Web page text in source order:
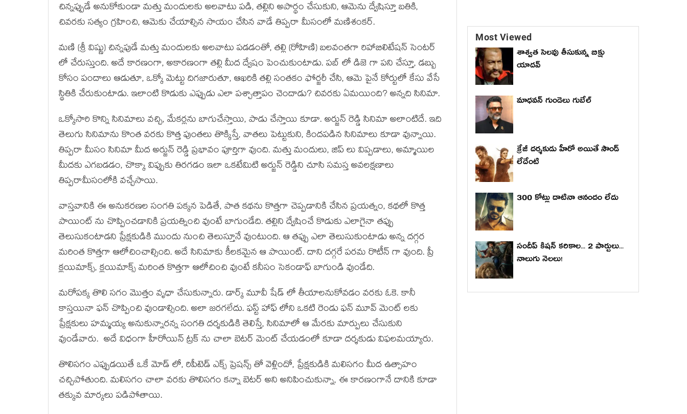
చిన్నప్పుడే అనుకోకుండా మత్తు మందులకు అలవాటు పడి, తల్లిని అపార్థం చేసుకుని, ఆమెను ద్వేషిస్తూ బతికి,
చివరకు సత్యం గ్రహించి, ఆమెకు చేయాల్సిన సాయం చేసిన వాడే తిప్పరా మీసంలో మణిశంకర్.
మణి (శ్రీ విష్ణు) చిన్నపుడే మత్తు మందులకు అలవాటు పడడంతో, తల్లి (రోహిణి) బలవంతగా రిహాబిలిటేషన్ సెంటర్
లో చేరుస్తుంది. అదే కారణంగా, అకారణంగా తల్లి మీద ద్వేషం పెంచుకుంటాడు. పబ్ లో డిజె గా పని చేస్తూ, డబ్బు
కోసం పందాలు ఆడుతూ, ఒక్కో మెట్టు దిగజారుతూ, ఆఖరికి తల్లి సంతకం ఫోర్జరీ చేసి, ఆమె పైనే కోర్టులో కేసు వేసే
స్థితికి చేరుకుంటాడు. ఇలాంటి కొడుకు ఎప్పుడు ఎలా పశ్చాత్తాపం చెందాడు? చివరకు ఏమయింది? అన్నది సినిమా.
ఒక్కోసారి కొన్ని సినిమాలు వచ్చి, మేకర్లను బాగుచేస్తాయి, పాడు చేస్తాయి కూడా. అర్జున్ రెడ్డి సినిమా అలాంటిదే. ఇది
తెలుగు సినిమాను కొంత వరకు కొత్త పుంతలు తొక్కిస్తే, వాతలు పెట్టుకుని, కిందపడిన సినిమాలు కూడా వున్నాయి.
తిప్పరా మీసం సినిమా మీద అర్జున్ రెడ్డి ప్రభావం పూర్తిగా వుంది. మత్తు మందులు, జిప్ లు విప్పడాలు, అమ్మాయిల
మీదకు ఎగబడడం, చొక్కా విప్పుకు తిరగడం ఇలా ఒకటేమిటి అర్జున్ రెడ్డిని చూసి సమస్త అవలక్షణాలు
తిప్పరామీసంలోకి వచ్చేసాయి.
వాస్తవానికి ఈ అనుకరణల సంగతి పక్కన పెడితే, పాత కథను కొత్తగా చెప్పడానికి చేసిన ప్రయత్నం, కథలో కొత్త
పాయింట్ ను చొప్పించడానికి ప్రయత్నించి వుంటే బాగుండేది. తల్లిని ద్వేషించే కొడుకు ఎలాగైనా తప్పు
తెలుసుకంటాడని ప్రేక్షకుడికి ముందు నుంచి తెలుస్తూనే వుంటుంది. ఆ తప్పు ఎలా తెలుసుకుంటాడు అన్న దగ్గర
మరింత కొత్తగా ఆలోచించాల్సింది. అదే సినిమాకు కీలకమైన ఆ పాయింట్. దాని దగ్గరే పరమ రొటీన్ గా వుంది. ప్రీ
క్లయిమాక్స్, క్లయిమాక్స్ మరింత కొత్తగా ఆలోచించి వుంటే కనీసం సెకండాఫ్ బాగుండి వుండేది.
మరోపక్క తొలి సగం మొత్తం వృధా చేసుకున్నారు. డార్క్ మూవీ షేడ్ లో తీయాలనుకోవడం వరకు ఓకె. కానీ
కాస్తయినా ఫన్ చొప్పించి వుండాల్సింది. అలా జరగలేదు. ఫస్ట్ హాఫ్ లోని ఒకటి రెండు ఫన్ మూవ్ మెంట్ లకు
ప్రేక్షకులు హమ్మయ్య అనుకున్నారన్న సంగతి దర్శకుడికి తెలిస్తే, సినిమాలో ఆ మేరకు మార్పులు చేసుకుని
వుండేవారు. అదే విధంగా హీరోయిన్ ట్రక్ ను చాలా బెటర్ మెంట్ చేయడంలో కూడా దర్శకుడు విఫలమయ్యారు.
తొలిసగం ఎప్పుడయితే ఒకే మోడ్ లో, రిపీటెడ్ ఎక్స్ ప్రెషన్స్ తో వెళ్లిందో, ప్రేక్షకుడికి మలిసగం మీద ఉత్సాహం
చచ్చిపోతుంది. మలిసగం చాలా వరకు తొలిసగం కన్నా బెటర్ అని అనిపించుకున్నా, ఈ కారణంగానే దానికి కూడా
తక్కువ మార్కలు పడిపోతాయి.
Most Viewed
శాశ్వత సెలవు తీసుకున్న బిక్షు
యాదవ్
మాధ‌వ‌న్ గుండెలు గుబేల్‌
క్రేజీ దర్శకుడు హీరో అయితే సౌండ్
లేదేంటి
300 కోట్లు దాటినా ఆనందం లేదు
సందీప్ కిషన్ కరికాల... 2 పార్టులు...
నాలుగు నెలలు!